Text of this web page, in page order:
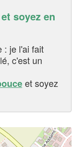
soyez en
: je l'ai fait
c'est un
et soyez